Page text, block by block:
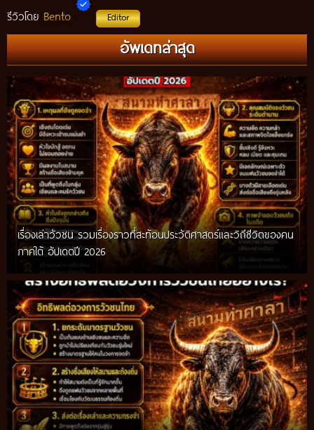
รีวิวโดย Bento Editor
อัพเดทล่าสุด
เรื่องเล่าวัวชน รวมเรื่องราวที่สะท้อนประวัติศาสตร์และวิถีชีวิตของคน
ภาคใต้ อัปเดตปี 2026